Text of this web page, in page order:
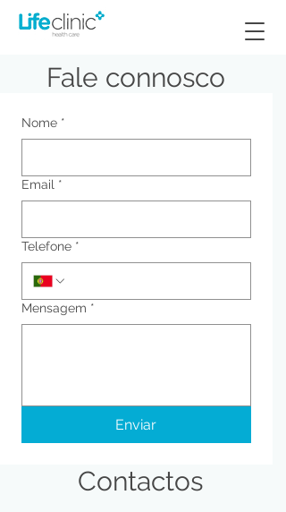
Fale connosco
Contactos
Nome *
Email *
Telefone *
Mensagem *
Enviar